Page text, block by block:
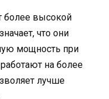
более высокой
что они
мощность при
на более
лучше